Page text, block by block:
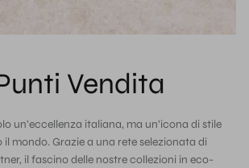
Vendita
un’eccellenza italiana, ma un’icona di stile
mondo. Grazie a una rete selezionata di
il fascino delle nostre collezioni in eco-